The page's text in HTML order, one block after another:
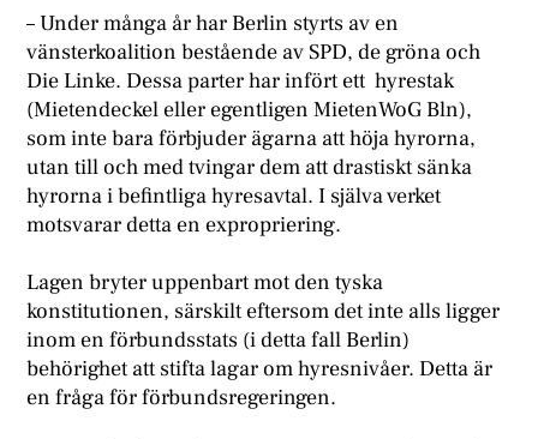
– Under många år har Berlin styrts av en
vänsterkoalition bestående av SPD, de gröna och
Die Linke. Dessa parter har infört ett hyrestak
(Mietendeckel eller egentligen MietenWoG Bln),
som inte bara förbjuder ägarna att höja hyrorna,
utan till och med tvingar dem att drastiskt sänka
hyrorna i befintliga hyresavtal. I själva verket
motsvarar detta en expropriering.
Lagen bryter uppenbart mot den tyska
konstitutionen, särskilt eftersom det inte alls ligger
inom en förbundsstats (i detta fall Berlin)
behörighet att stifta lagar om hyresnivåer. Detta är
en fråga för förbundsregeringen.